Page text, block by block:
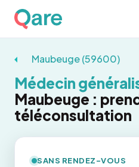
Maubeuge (59600)
Médecin
Maubeuge :
téléconsultation
SANS RENDEZ-VOUS